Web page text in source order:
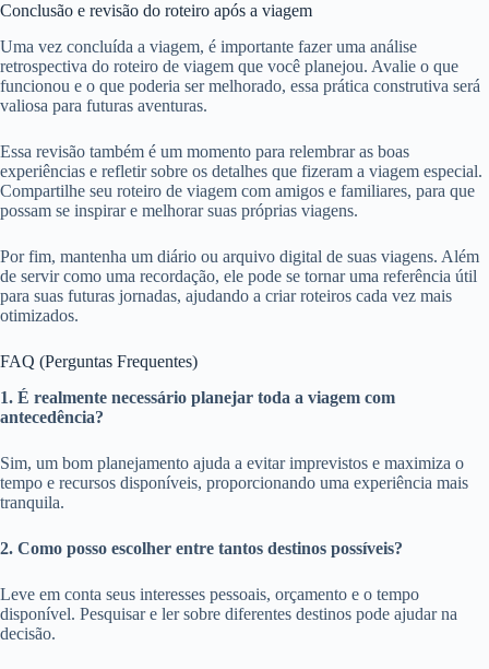
Conclusão e revisão do roteiro após a viagem
Uma vez concluída a viagem, é importante fazer uma análise
retrospectiva do roteiro de viagem que você planejou. Avalie o que
funcionou e o que poderia ser melhorado, essa prática construtiva será
valiosa para futuras aventuras.
Essa revisão também é um momento para relembrar as boas
experiências e refletir sobre os detalhes que fizeram a viagem especial.
Compartilhe seu roteiro de viagem com amigos e familiares, para que
possam se inspirar e melhorar suas próprias viagens.
Por fim, mantenha um diário ou arquivo digital de suas viagens. Além
de servir como uma recordação, ele pode se tornar uma referência útil
para suas futuras jornadas, ajudando a criar roteiros cada vez mais
otimizados.
FAQ (Perguntas Frequentes)
1. É realmente necessário planejar toda a viagem com
antecedência?
Sim, um bom planejamento ajuda a evitar imprevistos e maximiza o
tempo e recursos disponíveis, proporcionando uma experiência mais
tranquila.
2. Como posso escolher entre tantos destinos possíveis?
Leve em conta seus interesses pessoais, orçamento e o tempo
disponível. Pesquisar e ler sobre diferentes destinos pode ajudar na
decisão.